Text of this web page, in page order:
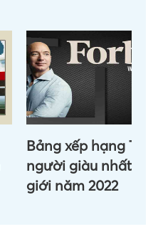
Bảng xếp hạng
người giàu nhất
giới năm 2022